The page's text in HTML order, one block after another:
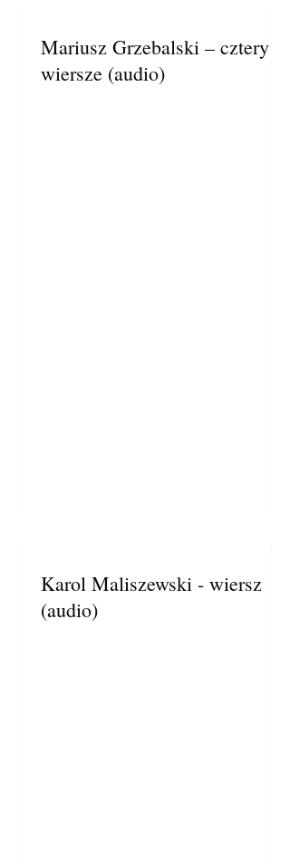
Mariusz Grzebalski – cztery
wiersze (audio)
Karol Maliszewski - wiersz
(audio)